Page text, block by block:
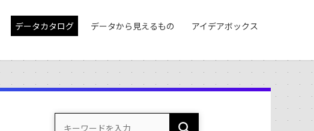
データカタログ データから見えるもの アイデアボックス